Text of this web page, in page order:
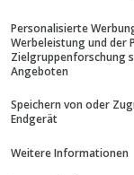
Council in Segovia:
Personalisierte
Werbeleistung und der
Zielgruppenforschung
Angeboten
Speichern von oder
Endgerät
Weitere Informationen